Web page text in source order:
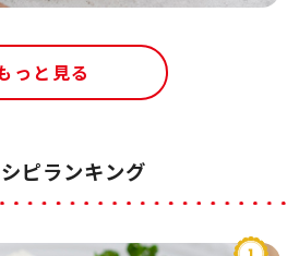
っと見る
ピランキング